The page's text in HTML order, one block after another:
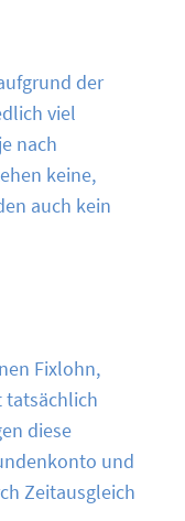
der
viel
nach
keine,
auch kein
Fixlohn,
tatsächlich
diese
und
Zeitausgleich